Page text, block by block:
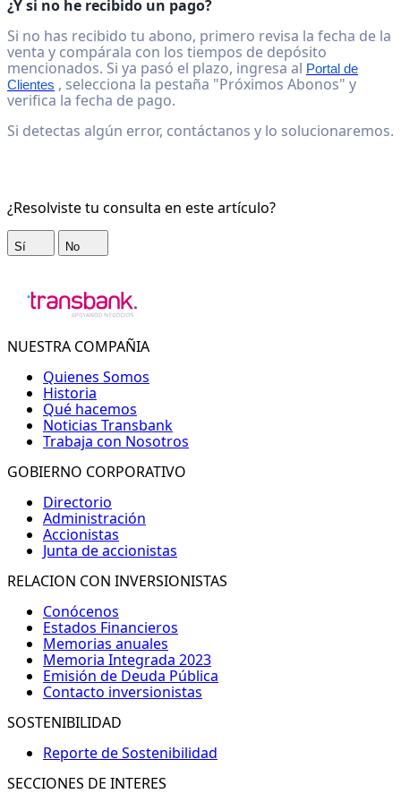
¿Y si no he recibido un pago?
Si no has recibido tu abono, primero revisa la fecha de la
venta y compárala con los tiempos de depósito
mencionados. Si ya pasó el plazo, ingresa al Portal de
Clientes , selecciona la pestaña "Próximos Abonos" y
verifica la fecha de pago.
Si detectas algún error, contáctanos y lo solucionaremos.
¿Resolviste tu consulta en este artículo?
Sí No
NUESTRA COMPAÑIA
Quienes Somos
Historia
Qué hacemos
Noticias Transbank
Trabaja con Nosotros
GOBIERNO CORPORATIVO
Directorio
Administración
Accionistas
Junta de accionistas
RELACION CON INVERSIONISTAS
Conócenos
Estados Financieros
Memorias anuales
Memoria Integrada 2023
Emisión de Deuda Pública
Contacto inversionistas
SOSTENIBILIDAD
Reporte de Sostenibilidad
SECCIONES DE INTERES